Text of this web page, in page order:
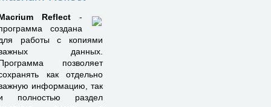
Reflect -
создана
работы с копиями
данных.
позволяет
как отдельно
информацию, так
полностью раздел